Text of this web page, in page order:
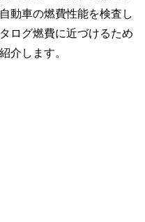
動車の燃費性能を検査し
ログ燃費に近づけるため
介します。